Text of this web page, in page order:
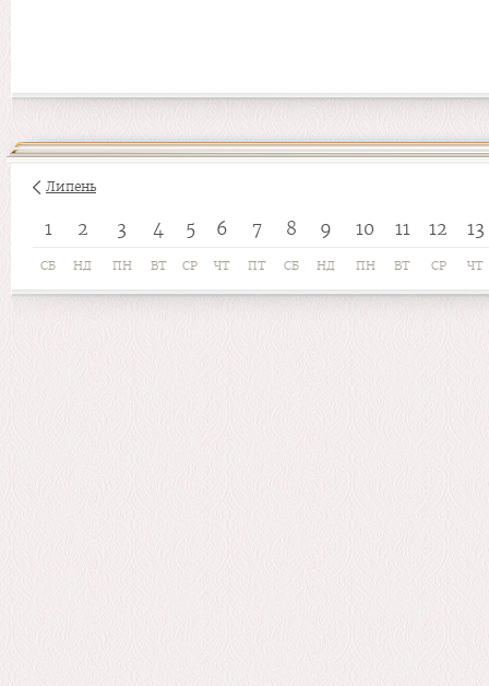
Липень
1 2 3 4 5 6 7 8 9 10 11 12 13
СБ НД ПН ВТ СР ЧТ ПТ СБ НД ПН ВТ СР ЧТ